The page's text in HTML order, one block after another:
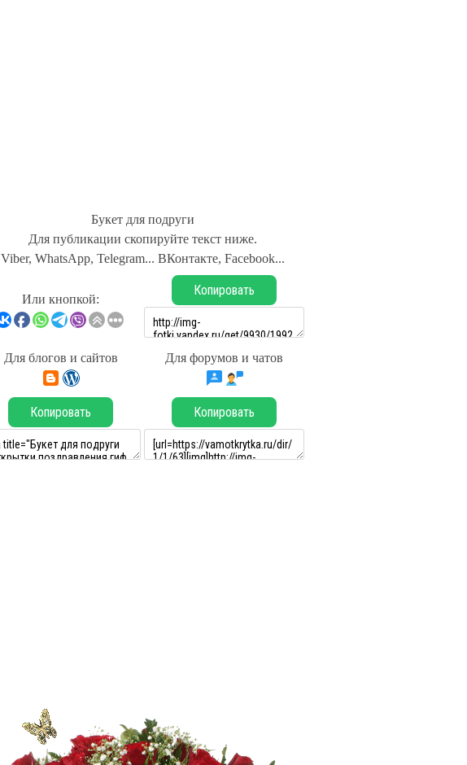
Букет для подруги
Для публикации скопируйте текст ниже.
Viber, WhatsApp, Telegram... ВКонтакте, Facebook...
Или кнопкой:
Копировать
Для блогов и сайтов Для форумов и чатов
Копировать Копировать